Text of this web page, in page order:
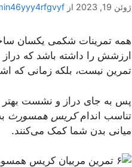
ژوئن 19, 2023 از
همه تمرینات شکمی یکسان
ارزشش را داشته باشد که
تمرین نیست، بلکه زمانی که
پس به جای دراز و نشست بهتر
تناسب اندامکریس همسورث
میانی بدن شما کمک می‌کنند.